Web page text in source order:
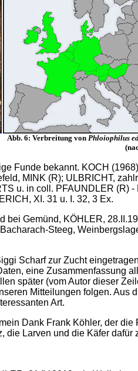
Abb. 6: Verbreitung von Phloiophilus
Funde bekannt. KOCH
MINK (R); ULBRICHT,
u. in coll. PFAUNDLER (R) -
XI. 31 u. I. 32, 3 Ex.
bei Gemünd, KÖHLER,
Steeg,
Scharf zur Zucht
eine Zusammenfassung
später (vom Autor dieser
Mitteilungen folgen. Aus
Art.
Dank Frank Köhler, der die
die Larven und die Käfer dafür